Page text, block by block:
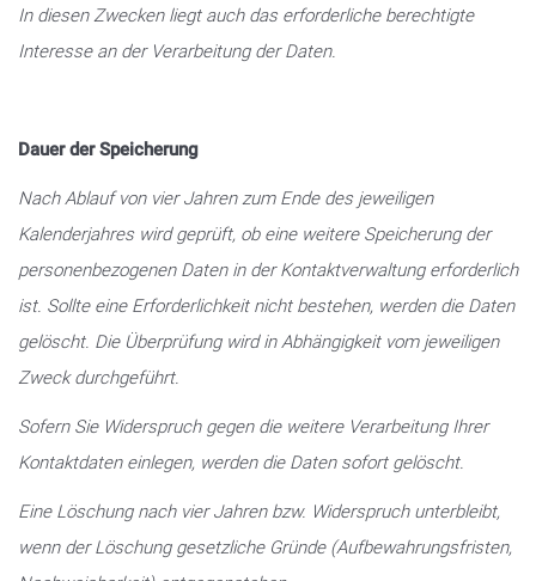
In diesen Zwecken liegt auch das erforderliche berechtigte
Interesse an der Verarbeitung der Daten.
Dauer der Speicherung
Nach Ablauf von vier Jahren zum Ende des jeweiligen
Kalenderjahres wird geprüft, ob eine weitere Speicherung der
personenbezogenen Daten in der Kontaktverwaltung erforderlich
ist. Sollte eine Erforderlichkeit nicht bestehen, werden die Daten
gelöscht. Die Überprüfung wird in Abhängigkeit vom jeweiligen
Zweck durchgeführt.
Sofern Sie Widerspruch gegen die weitere Verarbeitung Ihrer
Kontaktdaten einlegen, werden die Daten sofort gelöscht.
Eine Löschung nach vier Jahren bzw. Widerspruch unterbleibt,
wenn der Löschung gesetzliche Gründe (Aufbewahrungsfristen,